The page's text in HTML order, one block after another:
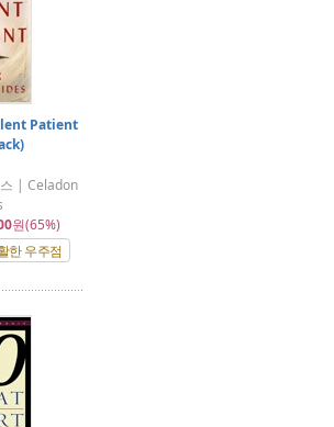
Patient
| Celadon
원(65%)
한 우주점